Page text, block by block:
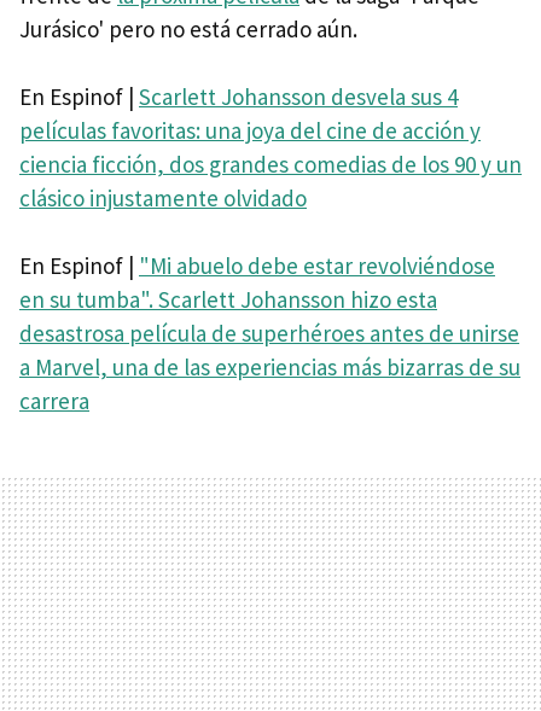
Jurásico' pero no está cerrado aún.
En Espinof | Scarlett Johansson desvela sus 4
películas favoritas: una joya del cine de acción y
ciencia ficción, dos grandes comedias de los 90 y un
clásico injustamente olvidado
En Espinof | "Mi abuelo debe estar revolviéndose
en su tumba". Scarlett Johansson hizo esta
desastrosa película de superhéroes antes de unirse
a Marvel, una de las experiencias más bizarras de su
carrera